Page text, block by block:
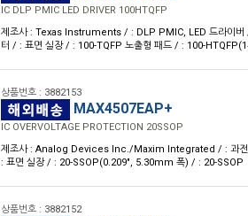
IC DLP PMIC LED DRIVER 100HTQFP
제조사 : Texas Instruments / : DLP PMIC, LED 드라이
터 / : 표면 실장 / : 100-TQFP 노출형 패드 / : 100-
상품번호 : 3882153
MAX4507EAP+
IC OVERVOLTAGE PROTECTION 20SSOP
제조사 : Analog Devices Inc./Maxim Integrated / : 과전
: 표면 실장 / : 20-SSOP(0.209", 5.30mm 폭) / : 20-SSOP
상품번호 : 3882152